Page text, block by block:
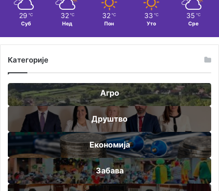
29 ℃
Суб
32 ℃
Нед
32 ℃
Пон
33 ℃
Уто
35 ℃
Сре
Категорије
Агро
Друштво
Економија
Забава